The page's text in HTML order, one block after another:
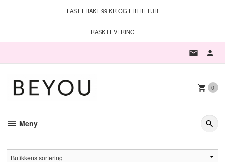
FAST FRAKT 99 KR OG FRI RETUR
RASK LEVERING
0
Meny